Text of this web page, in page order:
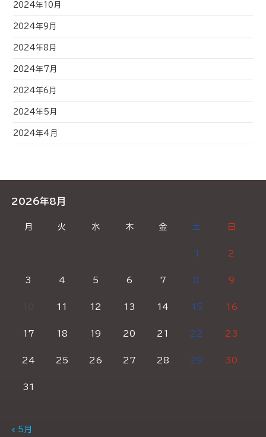
2024年10月
2024年9月
2024年8月
2024年7月
2024年6月
2024年5月
2024年4月
2026年8月
月 火 水 木 金 土 日
1 2
3 4 5 6 7 8 9
11 12 13 14 15 16
17 18 19 20 21 22 23
24 25 26 27 28 29 30
31
« 5月